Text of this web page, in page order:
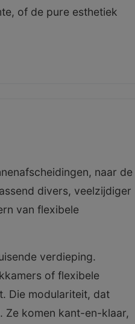
of de pure esthetiek
naar de
divers, veelzijdiger
van flexibele
verdieping.
of flexibele
Die modulariteit, dat
Ze komen kant-en-klaar,